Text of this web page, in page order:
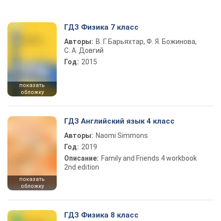
показать
обложку
ГДЗ Физика 7 класс
Авторы: В. Г. Барьяхтар, Ф. Я. Божинова,
С. А. Довгий
Год: 2015
показать
обложку
ГДЗ Английский язык 4 класс
Авторы: Naomi Simmons
Год: 2019
Описание: Family and Friends 4 workbook
2nd edition
ГДЗ Физика 8 класс